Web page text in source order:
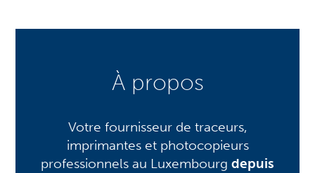
À propos
Votre fournisseur de traceurs,
imprimantes et photocopieurs
professionnels au Luxembourg depuis